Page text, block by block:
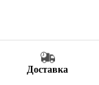
Доставка